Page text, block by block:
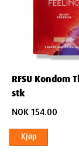
ACID, SODIUM
RFSU Kondom
stk
NOK 154.00
Kjøp